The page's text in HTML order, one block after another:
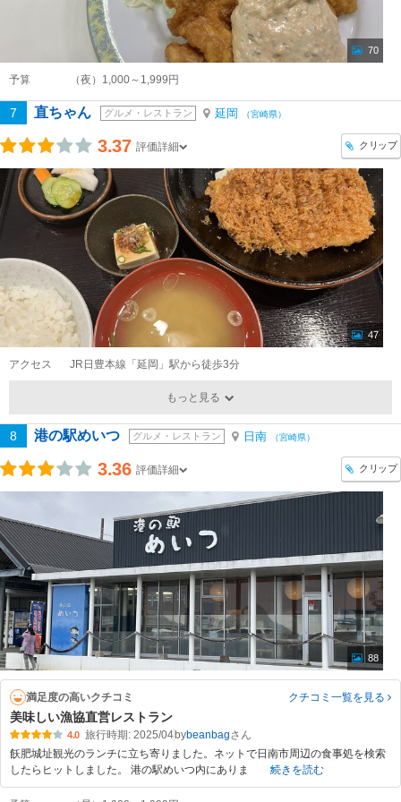
70
予算 （夜）1,000～1,999円
7 直ちゃん グルメ・レストラン 延岡 （宮崎県）
3.37 評価詳細 クリップ
47
アクセス JR日豊本線「延岡」駅から徒歩3分
もっと見る
8 港の駅めいつ グルメ・レストラン 日南 （宮崎県）
3.36 評価詳細 クリップ
88
満足度の高いクチコミ クチコミ一覧を見る
美味しい漁協直営レストラン
4.0 旅行時期: 2025/04bybeanbag
飫肥城址観光のランチに立ち寄りました。ネットで日南市周辺の食事処を検索
したらヒットしました。 港の駅めいつ内にありま
続きを読む